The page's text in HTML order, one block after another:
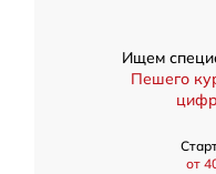
Ищем
Пешего
от